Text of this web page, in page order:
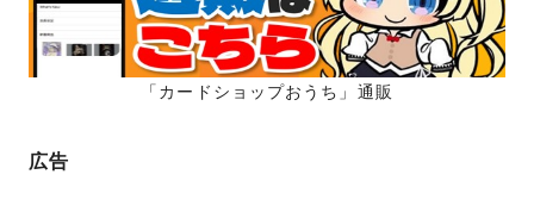
「カードショップおうち」通販
広告